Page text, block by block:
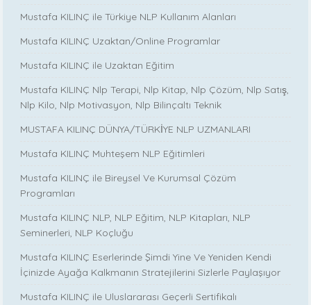
Mustafa KILINÇ ile Türkiye NLP Kullanım Alanları
Mustafa KILINÇ Uzaktan/Online Programlar
Mustafa KILINÇ ile Uzaktan Eğitim
Mustafa KILINÇ Nlp Terapi, Nlp Kitap, Nlp Çözüm, Nlp Satış,
Nlp Kilo, Nlp Motivasyon, Nlp Bilinçaltı Teknik
MUSTAFA KILINÇ DÜNYA/TÜRKİYE NLP UZMANLARI
Mustafa KILINÇ Muhteşem NLP Eğitimleri
Mustafa KILINÇ ile Bireysel Ve Kurumsal Çözüm
Programları
Mustafa KILINÇ NLP, NLP Eğitim, NLP Kitapları, NLP
Seminerleri, NLP Koçluğu
Mustafa KILINÇ Eserlerinde Şimdi Yine Ve Yeniden Kendi
İçinizde Ayağa Kalkmanın Stratejilerini Sizlerle Paylaşıyor
Mustafa KILINÇ ile Uluslararası Geçerli Sertifikalı